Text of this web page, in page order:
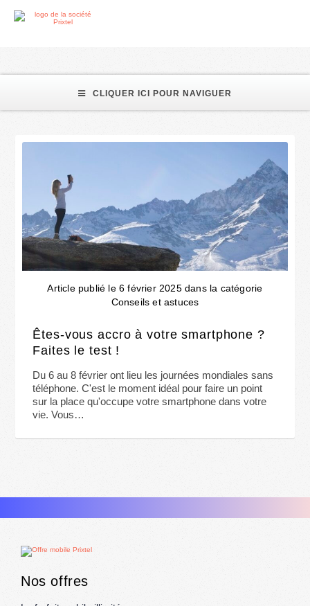
CLIQUER ICI POUR NAVIGUER
Article publié le 6 février 2025 dans la catégorie
Conseils et astuces
Êtes-vous accro à votre smartphone ?
Faites le test !
Du 6 au 8 février ont lieu les journées mondiales sans
téléphone. C'est le moment idéal pour faire un point
sur la place qu'occupe votre smartphone dans votre
vie. Vous…
Nos offres